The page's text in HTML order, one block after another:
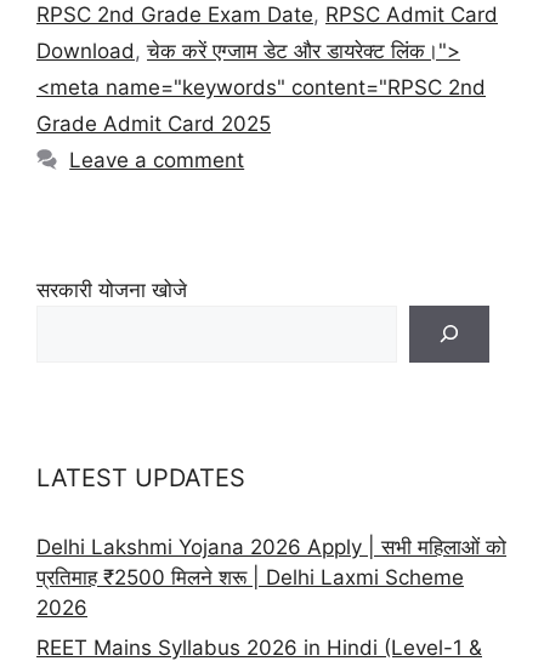
RPSC 2nd Grade Exam Date, RPSC Admit Card
Download ,चेक करें एग्जाम डेट और डायरेक्ट लिंक।">
<meta name="keywords" content="RPSC 2nd
Grade Admit Card 2025
Leave a comment
सरकारी योजना खोजे
LATEST UPDATES
Delhi Lakshmi Yojana 2026 Apply | सभी महिलाओं को
प्रतिमाह ₹2500 मिलने शरू | Delhi Laxmi Scheme
2026
REET Mains Syllabus 2026 in Hindi (Level-1 &